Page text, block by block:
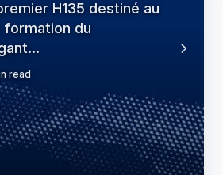
H135 destiné au
du
read